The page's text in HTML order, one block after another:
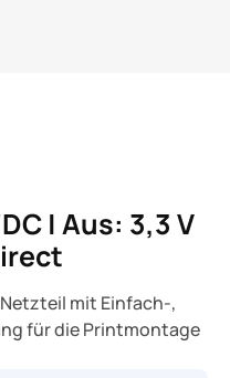
| Aus: 3,3 V
mit Einfach-,
für die Printmontage